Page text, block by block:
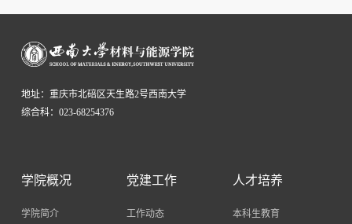
地址：重庆市北碚区天生路2号西南大学
综合科：023-68254376
学院概况
学院简介
党建工作
工作动态
人才培养
本科生教育